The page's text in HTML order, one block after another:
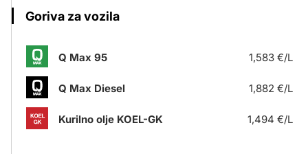
Goriva za vozila
Q Max 95 1,583 €/L
Q Max Diesel 1,882 €/L
Kurilno olje KOEL-GK 1,494 €/L